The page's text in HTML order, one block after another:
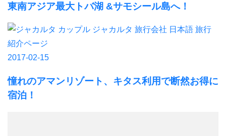
東南アジア最大トバ湖 &サモシール島へ！
旅行
紹介ページ
2017-02-15
憧れのアマンリゾート、キタス利用で断然お得に
宿泊！